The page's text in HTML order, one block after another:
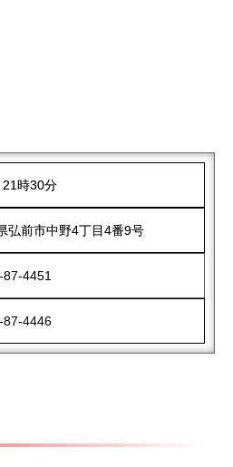
21時30分
弘前市中野4丁目4番9号
4451
87-4446